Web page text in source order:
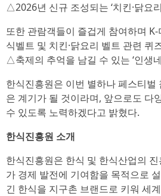
△2026년 신규 조성되는 ‘치킨·닭요
또한 관람객들이 즐겁게 참여하며
식벨트 및 치킨·닭요리 벨트 관련 퀴
△축제의 추억을 남길 수 있는 ‘인생
한식진흥원은 이번 별하나 페스티
은 계기가 될 것이라며, 앞으로도 다
수 있도록 노력하겠다고 밝혔다.
한식진흥원 소개
한식진흥원은 한식 및 한식산업의
가 경제 발전에 기여함을 목적으로
긴 한식을 지구촌 브랜드로 키워 세